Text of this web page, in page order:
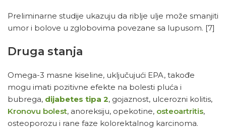
Preliminarne studije ukazuju da riblje ulje može smanjiti
umor i bolove u zglobovima povezane sa lupusom. [7]
Druga stanja
Omega-3 masne kiseline, uključujući EPA, takođe
mogu imati pozitivne efekte na bolesti pluća i
bubrega, dijabetes tipa 2, gojaznost, ulcerozni kolitis,
Kronovu bolest, anoreksiju, opekotine, osteoartritis,
osteoporozu i rane faze kolorektalnog karcinoma.